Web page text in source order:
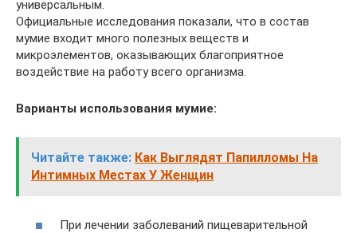
универсальным.
Официальные исследования показали, что в состав
мумие входит много полезных веществ и
микроэлементов, оказывающих благоприятное
воздействие на работу всего организма.
Варианты использования мумие:
Читайте также: Как Выглядят Папилломы На
Интимных Местах У Женщин
При лечении заболеваний пищеварительной